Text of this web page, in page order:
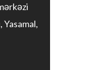
Yasamal,